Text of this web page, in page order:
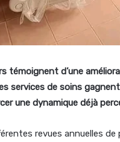
témoignent d’une
services de soins
une dynamique déjà
revues annuelles